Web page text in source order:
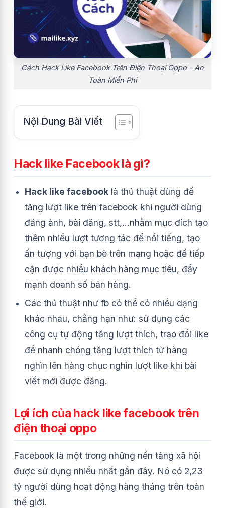
Cách Hack Like Facebook Trên Điện Thoại Oppo – An
Toàn Miễn Phí
Nội Dung Bài Viết
Hack like Facebook là gì?
Hack like facebook là thủ thuật dùng để
tăng lượt like trên facebook khi người dùng
đăng ảnh, bài đăng, stt,…nhằm mục đích tạo
thêm nhiều lượt tương tác để nổi tiếng, tạo
ấn tượng với bạn bè trên mạng hoặc để tiếp
cận được nhiều khách hàng mục tiêu, đẩy
mạnh doanh số bán hàng.
Các thủ thuật như fb có thể có nhiều dạng
khác nhau, chẳng hạn như: sử dụng các
công cụ tự động tăng lượt thích, trao đổi like
để nhanh chóng tăng lượt thích từ hàng
nghìn lên hàng chục nghìn lượt like khi bài
viết mới được đăng.
Lợi ích của hack like facebook trên
điện thoại oppo
Facebook là một trong những nền tảng xã hội
được sử dụng nhiều nhất gần đây. Nó có 2,23
tỷ người dùng hoạt động hàng tháng trên toàn
thế giới.